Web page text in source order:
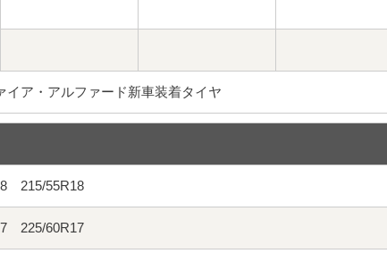
ア・アルファード新車装着タイヤ
215/55R18
225/60R17